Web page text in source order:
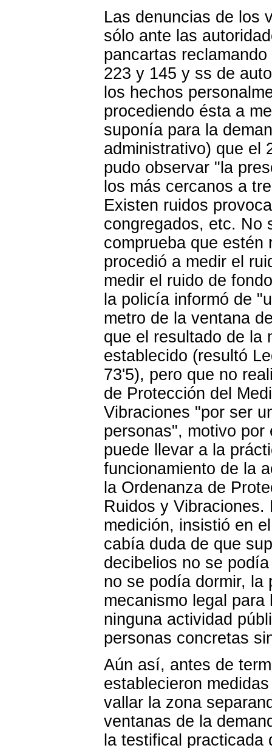
Las denuncias de los
sólo ante las
pancartas
223 y 145 y ss de
los hechos
procediendo ésta a
suponía para la
administrativo) que el
pudo observar " la
los más cercanos a
Existen ruidos
congregados, etc. No
comprueba que estén
procedió a medir el
medir el ruido de
la policía informó de
metro de la ventana
que el resultado de la
establecido (resultó
73'5), pero que no
de Protección del
Vibraciones "por ser
personas", motivo por
puede llevar a la
funcionamiento de la
la Ordenanza de
Ruidos y
medición, insistió en
cabía duda de que
decibelios no se
no se podía dormir, la
mecanismo legal
ninguna actividad
personas concretas
Aún así, antes de
establecieron
vallar la zona
ventanas de la
la testifical